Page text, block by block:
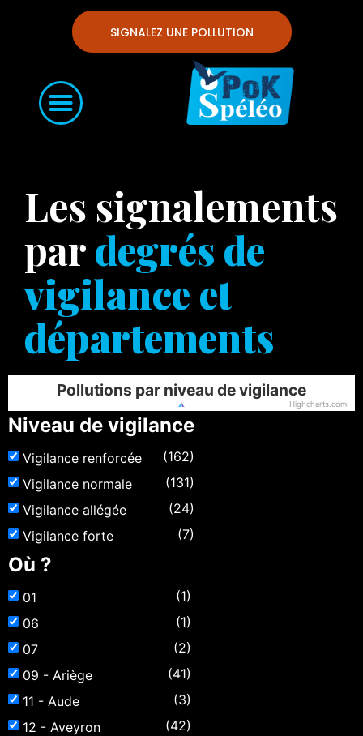
SIGNALEZ UNE POLLUTION
Les signalements
pardegrés de
vigilance et
départements
Pollutions par niveau de vigilance
Highcharts.com
Niveau de vigilance
Vigilance renforcée
(162)
Vigilance normale
(131)
Vigilance allégée
(24)
Vigilance forte
(7)
Où ?
01
(1)
06
(1)
07
(2)
09 - Ariège
(41)
11 - Aude
(3)
12 - Aveyron
(42)